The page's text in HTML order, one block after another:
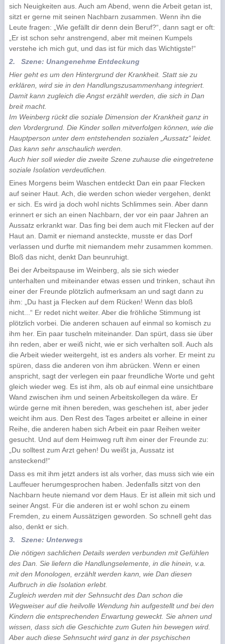
sich Neuigkeiten aus. Auch am Abend, wenn die Arbeit getan ist,
sitzt er gerne mit seinen Nachbarn zusammen. Wenn ihn die
Leute fragen: „Wie gefällt dir denn dein Beruf?“, dann sagt er oft:
„Er ist schon sehr anstrengend, aber mit meinen Kumpels
verstehe ich mich gut, und das ist für mich das Wichtigste!“
2.
Szene: Unangenehme Entdeckung
Hier geht es um den Hintergrund der Krankheit. Statt sie zu
erklären, wird sie in den Handlungszusammenhang integriert.
Damit kann zugleich die Angst erzählt werden, die sich in Dan
breit macht.
Im Weinberg rückt die soziale Dimension der Krankheit ganz in
den Vordergrund. Die Kinder sollen mitverfolgen können, wie die
Hauptperson unter dem entstehenden sozialen „Aussatz“ leidet.
Das kann sehr anschaulich werden.
Auch hier soll wieder die zweite Szene zuhause die eingetretene
soziale Isolation verdeutlichen.
Eines Morgens beim Waschen entdeckt Dan ein paar Flecken
auf seiner Haut. Ach, die werden schon wieder vergehen, denkt
er sich. Es wird ja doch wohl nichts Schlimmes sein. Aber dann
erinnert er sich an einen Nachbarn, der vor ein paar Jahren an
Aussatz erkrankt war. Das fing bei dem auch mit Flecken auf der
Haut an. Damit er niemand ansteckte, musste er das Dorf
verlassen und durfte mit niemandem mehr zusammen kommen.
Bloß das nicht, denkt Dan beunruhigt.
Bei der Arbeitspause im Weinberg, als sie sich wieder
unterhalten und miteinander etwas essen und trinken, schaut ihn
einer der Freunde plötzlich aufmerksam an und sagt dann zu
ihm: „Du hast ja Flecken auf dem Rücken! Wenn das bloß
nicht...“ Er redet nicht weiter. Aber die fröhliche Stimmung ist
plötzlich vorbei. Die anderen schauen auf einmal so komisch zu
ihm her. Ein paar tuscheln miteinander. Dan spürt, dass sie über
ihn reden, aber er weiß nicht, wie er sich verhalten soll. Auch als
die Arbeit wieder weitergeht, ist es anders als vorher. Er meint zu
spüren, dass die anderen von ihm abrücken. Wenn er einen
anspricht, sagt der verlegen ein paar freundliche Worte und geht
gleich wieder weg. Es ist ihm, als ob auf einmal eine unsichtbare
Wand zwischen ihm und seinen Arbeitskollegen da wäre. Er
würde gerne mit ihnen bereden, was geschehen ist, aber jeder
weicht ihm aus. Den Rest des Tages arbeitet er alleine in einer
Reihe, die anderen haben sich Arbeit ein paar Reihen weiter
gesucht. Und auf dem Heimweg ruft ihm einer der Freunde zu:
„Du solltest zum Arzt gehen! Du weißt ja, Aussatz ist
ansteckend!“
Dass es mit ihm jetzt anders ist als vorher, das muss sich wie ein
Lauffeuer herumgesprochen haben. Jedenfalls sitzt von den
Nachbarn heute niemand vor dem Haus. Er ist allein mit sich und
seiner Angst. Für die anderen ist er wohl schon zu einem
Fremden, zu einem Aussätzigen geworden. So schnell geht das
also, denkt er sich.
3.
Szene: Unterwegs
Die nötigen sachlichen Details werden verbunden mit Gefühlen
des Dan. Sie liefern die Handlungselemente, in die hinein, v.a.
mit den Monologen, erzählt werden kann, wie Dan diesen
Aufbruch in die Isolation erlebt.
Zugleich werden mit der Sehnsucht des Dan schon die
Wegweiser auf die heilvolle Wendung hin aufgestellt und bei den
Kindern die entsprechenden Erwartung geweckt. Sie ahnen und
wissen, dass sich die Geschichte zum Guten hin bewegen wird.
Aber auch diese Sehnsucht wird ganz in der psychischen